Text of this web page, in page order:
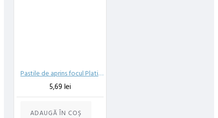
Pastile de aprins focul Platinum Fire 48 buc
5,69 lei
ADAUGĂ ÎN COŞ